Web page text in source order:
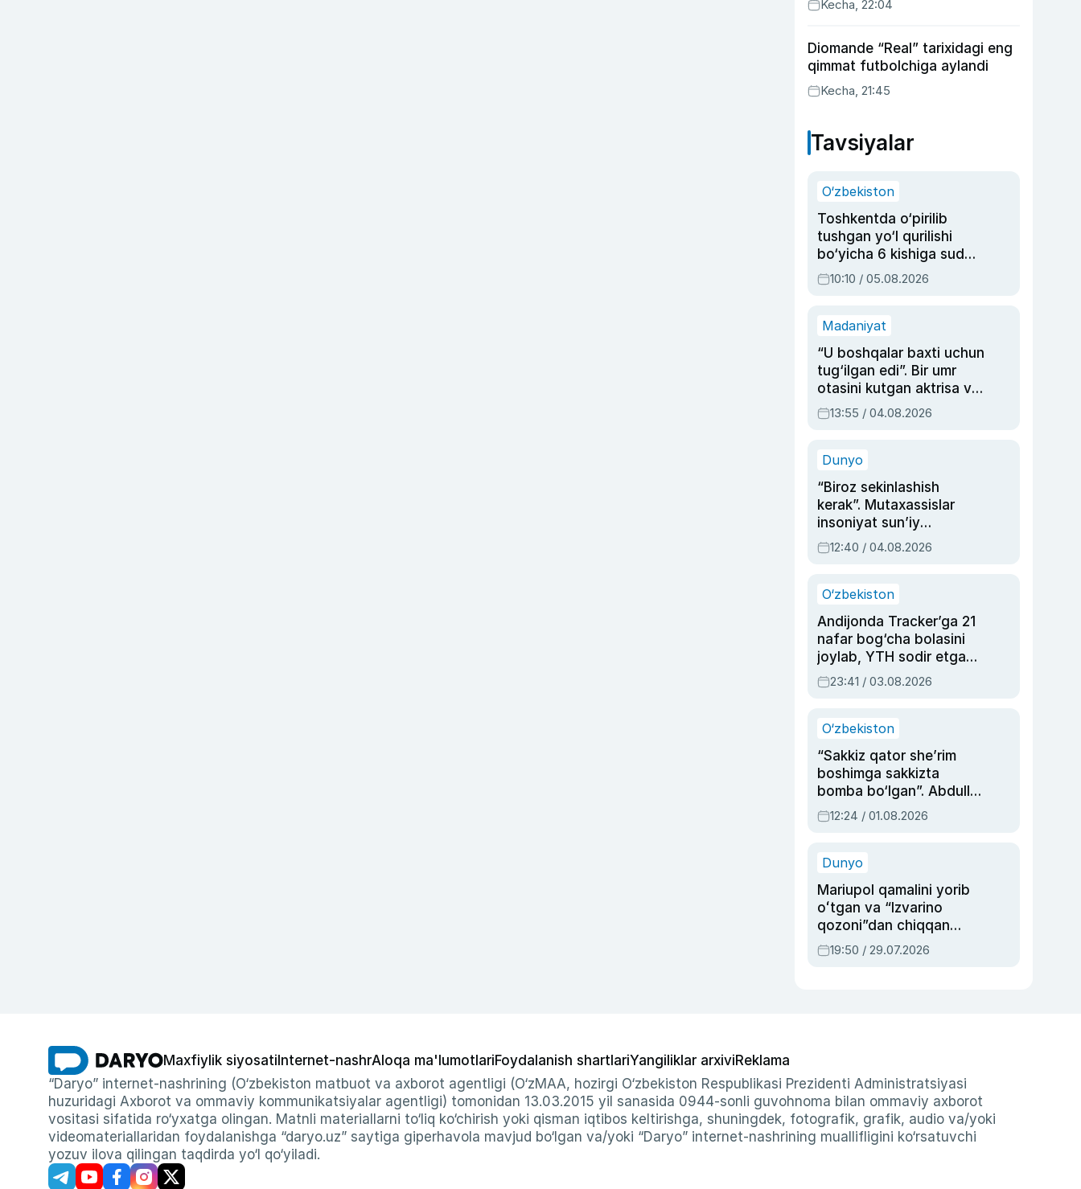
Kecha, 22:04
Diomande “Real” tarixidagi eng
qimmat futbolchiga aylandi
Kecha, 21:45
Tavsiyalar
O‘zbekiston
Toshkentda o‘pirilib
tushgan yo‘l qurilishi
bo‘yicha 6 kishiga sud
hukmi o‘qildi
10:10 / 05.08.2026
Madaniyat
“U boshqalar baxti uchun
tug‘ilgan edi”. Bir umr
otasini kutgan aktrisa va
dublyaj ustasi Rimma
Ahmedovaning
13:55 / 04.08.2026
Dunyo
“Biroz sekinlashish
kerak”. Mutaxassislar
insoniyat sun’iy
intellektni boshqara
olmay qolishidan xavotir
12:40 / 04.08.2026
O‘zbekiston
Andijonda Tracker’ga 21
nafar bog‘cha bolasini
joylab, YTH sodir etgan
ayolga sud hukmi o‘qildi
23:41 / 03.08.2026
O‘zbekiston
“Sakkiz qator she’rim
boshimga sakkizta
bomba bo‘lgan”. Abdulla
Oripovni siyosiy
ayblovlardan asrab
12:24 / 01.08.2026
Dunyo
Mariupol qamalini yorib
oʻtgan va “Izvarino
qozoni”dan chiqqan
qahramon — Ukraina
armiyasi bosh
19:50 / 29.07.2026
Maxfiylik siyosati Internet-nashrAloqa ma'lumotlariFoydalanish shartlariYangiliklar arxiviReklama
“Daryo” internet-nashrining (O‘zbekiston matbuot va axborot agentligi (O‘zMAA, hozirgi O‘zbekiston Respublikasi Prezidenti Administratsiyasi
huzuridagi Axborot va ommaviy kommunikatsiyalar agentligi) tomonidan 13.03.2015 yil sanasida 0944-sonli guvohnoma bilan ommaviy axborot
vositasi sifatida ro‘yxatga olingan. Matnli materiallarni to‘liq ko‘chirish yoki qisman iqtibos keltirishga, shuningdek, fotografik, grafik, audio va/yoki
videomateriallaridan foydalanishga “daryo.uz” saytiga giperhavola mavjud bo‘lgan va/yoki “Daryo” internet-nashrining muallifligini ko‘rsatuvchi
yozuv ilova qilingan taqdirda yo‘l qo‘yiladi.